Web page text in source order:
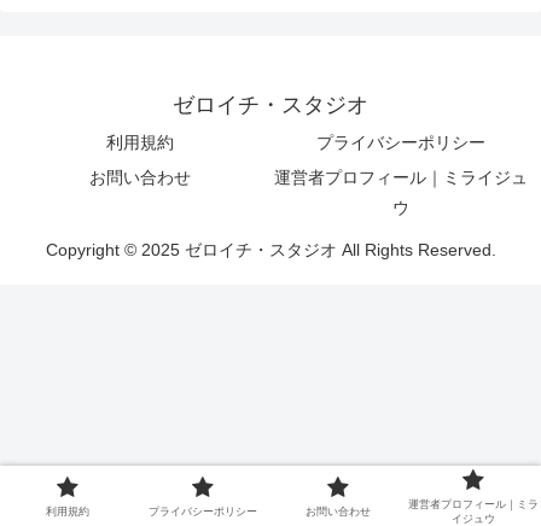
ゼロイチ・スタジオ
利用規約
プライバシーポリシー
お問い合わせ
運営者プロフィール｜ミライジュ
ウ
Copyright © 2025 ゼロイチ・スタジオ All Rights Reserved.
利用規約 プライバシーポリシー お問い合わせ
運営者プロフィール｜ミラ
イジュウ